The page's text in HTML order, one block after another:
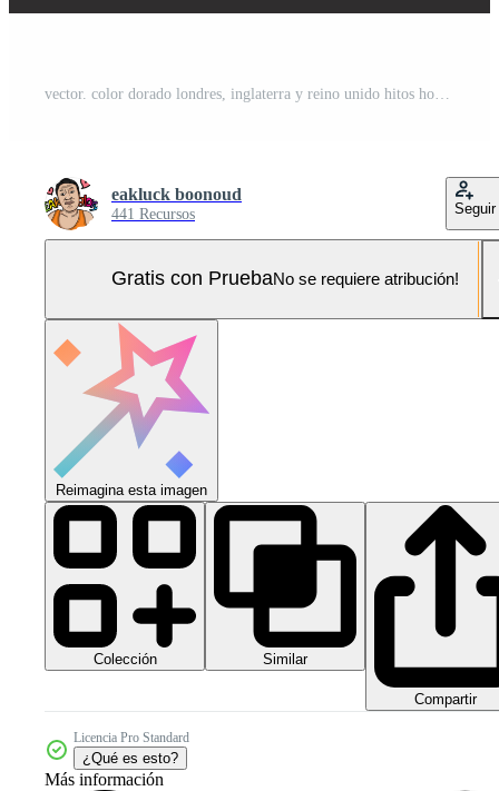
eakluck boonoud
441 Recursos Seguir
Gratis con PruebaNo se requiere atribución!
Reimagina esta imagen
Colección Similar
Compartir
Licencia Pro Standard
¿Qué es esto?
Más información